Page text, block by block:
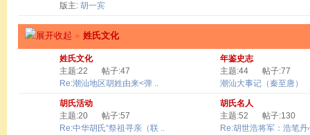
版主: 胡一宾
» 姓氏文化
姓氏文化
主题:22
帖子:47
Re:潮汕地区胡姓由来<弹 ..
年鉴史志
主题:44
帖子:77
潮汕大事记（秦至唐）
胡氏活动
主题:20
帖子:57
Re:中华胡氏“祭祖寻亲（联 ..
胡氏名人
主题:52
帖子:130
Re:胡世浩将军：浩笔丹